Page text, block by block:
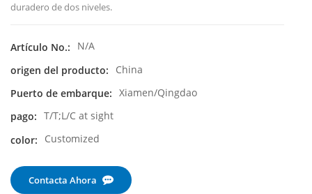
duradero de dos niveles.
Artículo No.:
N/A
origen del producto:
China
Puerto de embarque: Xiamen/Qingdao
pago: T/T;L/C at sight
color:
Customized
Contacta Ahora